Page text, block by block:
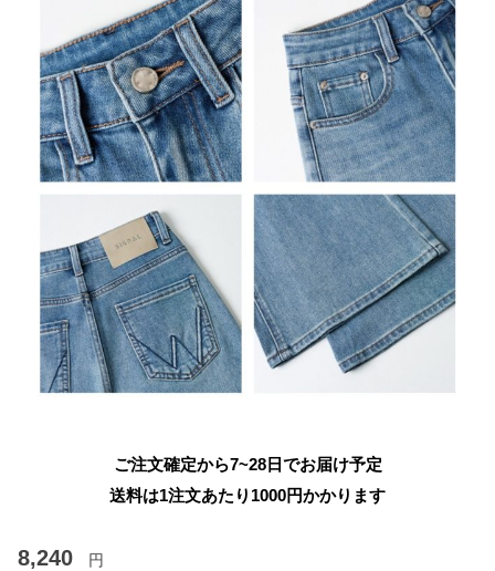
ご注文確定から7~28日でお届け予定
送料は1注文あたり 1000円かかります
8,240 円